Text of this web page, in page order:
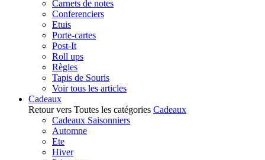
Carnets de notes
Conferenciers
Etuis
Porte-cartes
Post-It
Roll ups
Règles
Tapis de Souris
Voir tous les articles
Cadeaux
Retour vers Toutes les catégories Cadeaux
Cadeaux Saisonniers
Automne
Ete
Hiver